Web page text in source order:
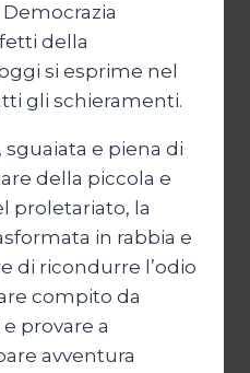
della
si esprime nel
gli schieramenti.
e piena di
della piccola e
proletariato, la
in rabbia e
di ricondurre l’odio
compito da
provare a
avventura